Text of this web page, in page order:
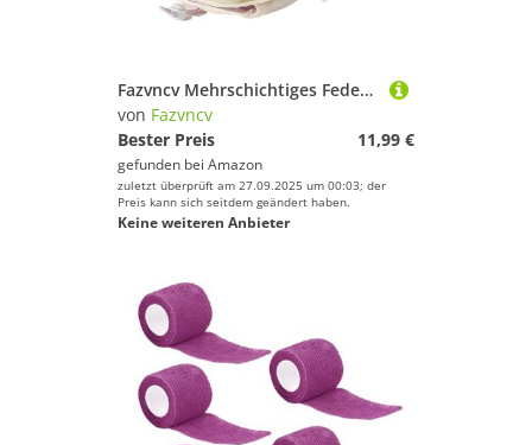
Fazvncv Mehrschichtiges Federmäppchen, hohe Kapazität, Federmäppchen, Marker, Organizer, Taschen, Kunstbedarf, Reise-Kosmetiktasche, Büro, Schulbedarf, Organizer, violett
von Fazvncv
Bester Preis
11,99 €
gefunden bei Amazon
zuletzt überprüft am 27.09.2025 um 00:03; der
Preis kann sich seitdem geändert haben.
Keine weiteren Anbieter